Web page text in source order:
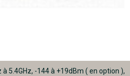
5.4GHz, -144 à +19dBm ( en option ),